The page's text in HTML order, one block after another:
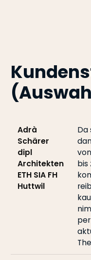
Adrà
Schärer
dipl
Architekten
ETH SIA FH
Huttwil
Da
bis